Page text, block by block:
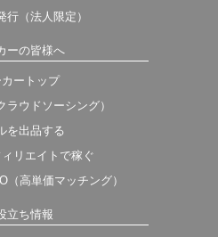
行（法人限定）
ーの皆様へ
ートップ
ラウドソーシング）
を出品する
リエイトで稼ぐ
（高単価マッチング）
立ち情報